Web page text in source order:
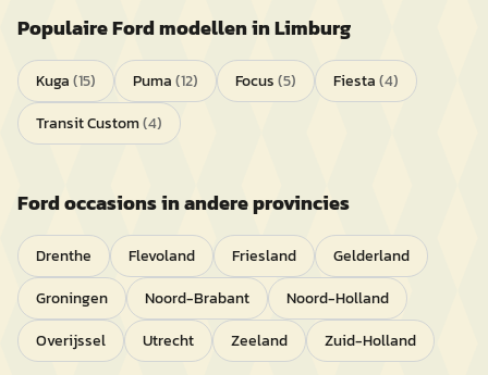
PopulaireFordmodellen inLimburg
Kuga(15) Puma(12) Focus(5) Fiesta(4)
Transit Custom(4)
Fordoccasions in andere provincies
Drenthe Flevoland Friesland
Gelderland
Groningen
Noord-Brabant
Noord-Holland
Overijssel
Utrecht Zeeland Zuid-Holland